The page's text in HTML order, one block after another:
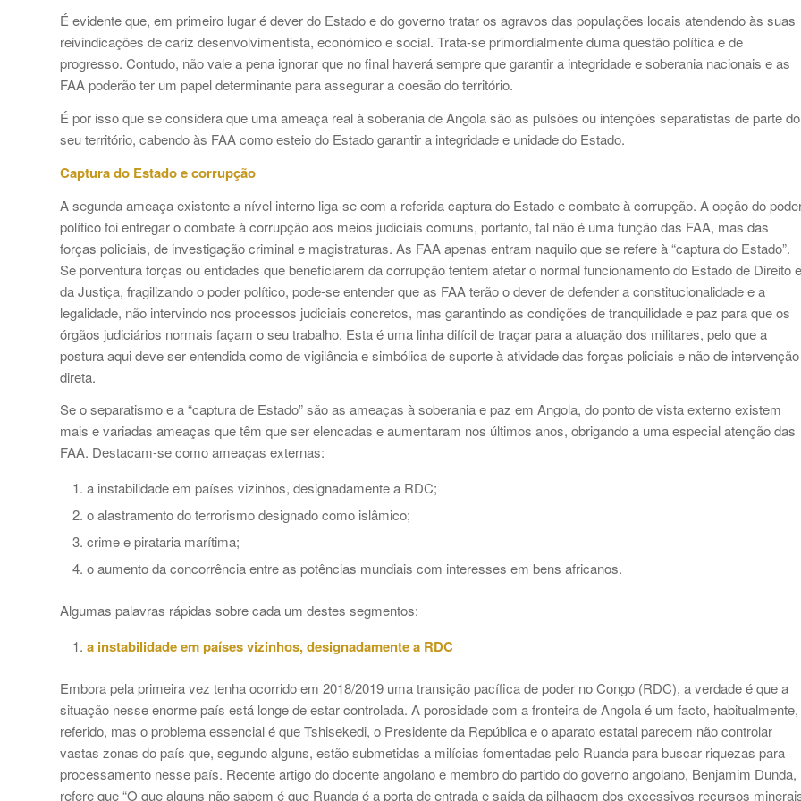
É evidente que, em primeiro lugar é dever do Estado e do governo tratar os agravos das populações locais atendendo às suas
reivindicações de cariz desenvolvimentista, económico e social. Trata-se primordialmente duma questão política e de
progresso. Contudo, não vale a pena ignorar que no final haverá sempre que garantir a integridade e soberania nacionais e as
FAA poderão ter um papel determinante para assegurar a coesão do território.
É por isso que se considera que uma ameaça real à soberania de Angola são as pulsões ou intenções separatistas de parte do
seu território, cabendo às FAA como esteio do Estado garantir a integridade e unidade do Estado.
Captura do Estado e corrupção
A segunda ameaça existente a nível interno liga-se com a referida captura do Estado e combate à corrupção. A opção do
político foi entregar o combate à corrupção aos meios judiciais comuns, portanto, tal não é uma função das FAA, mas das
forças policiais, de investigação criminal e magistraturas. As FAA apenas entram naquilo que se refere à “captura do Estado”.
Se porventura forças ou entidades que beneficiarem da corrupção tentem afetar o normal funcionamento do Estado de Direito e
da Justiça, fragilizando o poder político, pode-se entender que as FAA terão o dever de defender a constitucionalidade e a
legalidade, não intervindo nos processos judiciais concretos, mas garantindo as condições de tranquilidade e paz para que os
órgãos judiciários normais façam o seu trabalho. Esta é uma linha difícil de traçar para a atuação dos militares, pelo que a
postura aqui deve ser entendida como de vigilância e simbólica de suporte à atividade das forças policiais e não de intervenção
direta.
Se o separatismo e a “captura de Estado” são as ameaças à soberania e paz em Angola, do ponto de vista externo existem
mais e variadas ameaças que têm que ser elencadas e aumentaram nos últimos anos, obrigando a uma especial atenção das
FAA. Destacam-se como ameaças externas:
a instabilidade em países vizinhos, designadamente a RDC;
o alastramento do terrorismo designado como islâmico;
crime e pirataria marítima;
o aumento da concorrência entre as potências mundiais com interesses em bens africanos.
Algumas palavras rápidas sobre cada um destes segmentos:
a instabilidade em países vizinhos, designadamente a RDC
Embora pela primeira vez tenha ocorrido em 2018/2019 uma transição pacífica de poder no Congo (RDC), a verdade é que a
situação nesse enorme país está longe de estar controlada. A porosidade com a fronteira de Angola é um facto, habitualmente,
referido, mas o problema essencial é que Tshisekedi, o Presidente da República e o aparato estatal parecem não controlar
vastas zonas do país que, segundo alguns, estão submetidas a milícias fomentadas pelo Ruanda para buscar riquezas para
processamento nesse país. Recente artigo do docente angolano e membro do partido do governo angolano, Benjamim Dunda,
refere que “O que alguns não sabem é que Ruanda é a porta de entrada e saída da pilhagem dos excessivos recursos